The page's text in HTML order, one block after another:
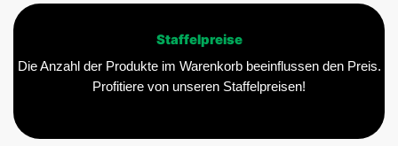
Staffelpreise
Die Anzahl der Produkte im Warenkorb beeinflussen den Preis.
Profitiere von unseren Staffelpreisen!